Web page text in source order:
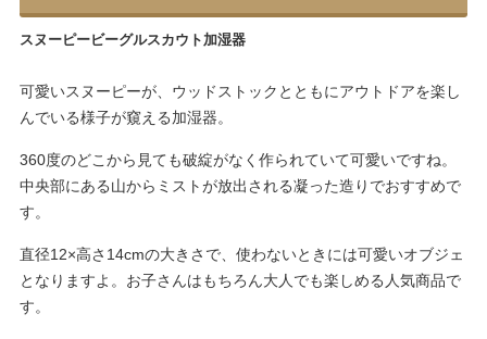
スヌーピービーグルスカウト加湿器
可愛いスヌーピーが、ウッドストックとともにアウトドアを楽し
んでいる様子が窺える加湿器。
360度のどこから見ても破綻がなく作られていて可愛いですね。
中央部にある山からミストが放出される凝った造りでおすすめで
す。
直径12×高さ14cmの大きさで、使わないときには可愛いオブジェ
となりますよ。お子さんはもちろん大人でも楽しめる人気商品で
す。